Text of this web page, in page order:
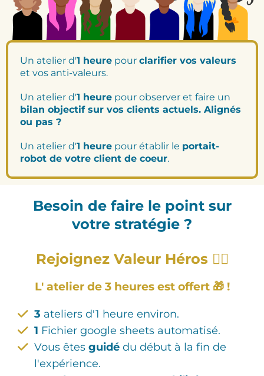
Un atelier d'1 heure pour clarifier vos valeurs
et vos anti-valeurs.
Un atelier d'1 heure pour observer et faire un
bilan objectif sur vos clients actuels. Alignés
ou pas ?
Un atelier d'1 heure pour établir le portait-
robot de votre client de coeur.
Besoin de faire le point sur
votre stratégie ?
Rejoignez Valeur Héros 🦸‍♀️
L' atelier de 3 heures est offert 🎁 !
3 ateliers d'1 heure environ.
1 Fichier google sheets automatisé.
Vous êtes guidé du début à la fin de
l'expérience.